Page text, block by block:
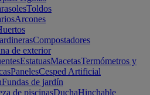
Toldos
Arcones
Compostadores
de exterior
EstatuasMacetasTermómetros y
PanelesCesped Artificial
Fundas de jardín
de piscinasDuchaHinchable